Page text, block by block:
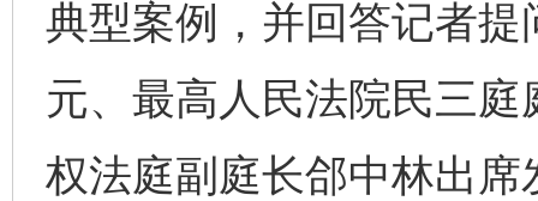
典型案例，并回答记者
元、最高人民法院民三
权法庭副庭长郃中林出